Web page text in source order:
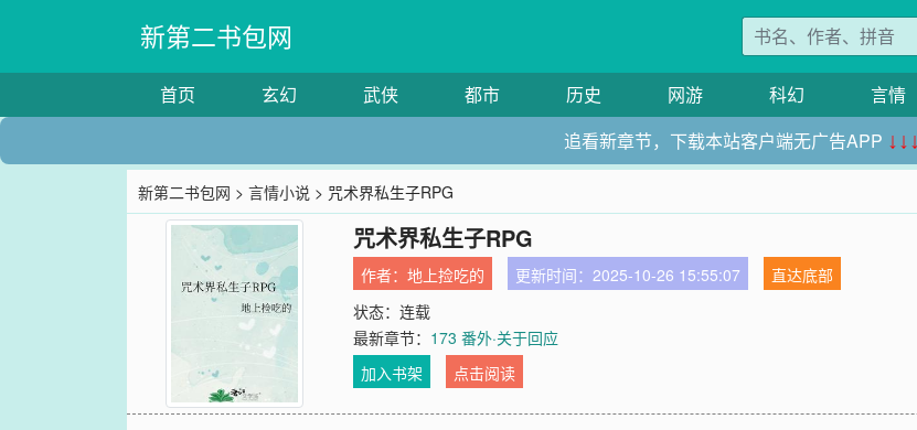
新第二书包网
首页 玄幻 武侠 都市 历史 网游 科幻 言情
追看新章节，下载本站客户端无广告APP ↓↓↓
新第二书包网 >言情小说 > 咒术界私生子RPG
咒术界私生子RPG
作者：地上捡吃的 更新时间：2025-10-26 15:55:07
直达底部
状态：连载
最新章节： 173 番外·关于回应
加入书架
点击阅读